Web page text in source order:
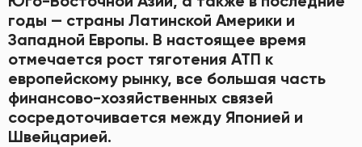
годы — страны Латинской Америки и
Западной Европы. В настоящее время
отмечается рост тяготения АТП к
европейскому рынку, все большая часть
финансово-хозяйственных связей
сосредоточивается между Японией и
Швейцарией.